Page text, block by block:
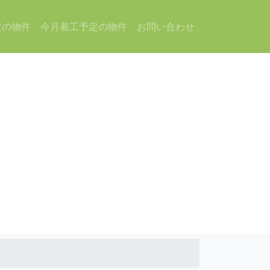
物件 今月着工予定の物件 お問い合わせ